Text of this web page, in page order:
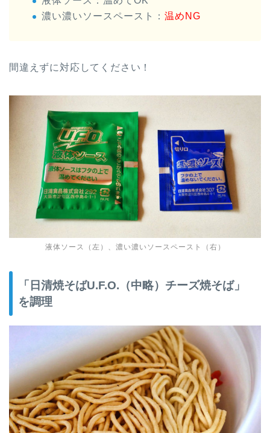
濃い濃いソースペースト： 温めNG
間違えずに対応してください！
液体ソース（左）、濃い濃いソースペースト（右）
「日清焼そばU.F.O.（中略）チーズ焼そば」
を調理